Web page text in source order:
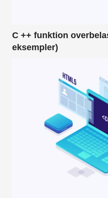
C ++ funktion
eksempler)